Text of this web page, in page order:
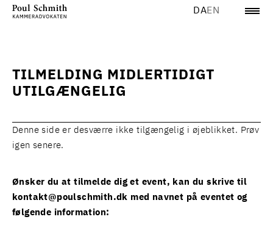
DAEN
TILMELDING MIDLERTIDIGT
UTILGÆNGELIG
Denne side er desværre ikke tilgængelig i øjeblikket. Prøv
igen senere.
Ønsker du at tilmelde dig et event, kan du skrive til
kontakt@poulschmith.dk med navnet på eventet og
følgende information: